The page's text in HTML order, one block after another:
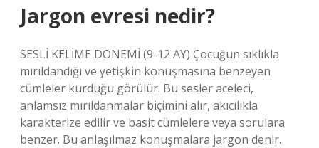
Jargon evresi nedir?
SESLİ KELİME DÖNEMİ (9-12 AY) Çocuğun sıklıkla
mırıldandığı ve yetişkin konuşmasına benzeyen
cümleler kurduğu görülür. Bu sesler aceleci,
anlamsız mırıldanmalar biçimini alır, akıcılıkla
karakterize edilir ve basit cümlelere veya sorulara
benzer. Bu anlaşılmaz konuşmalara jargon denir.